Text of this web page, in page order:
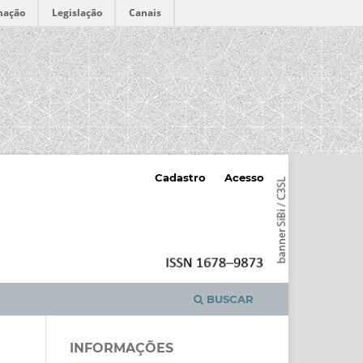
Legislação Canais
BUSCAR
Cadastro Acesso
INFORMAÇÕES